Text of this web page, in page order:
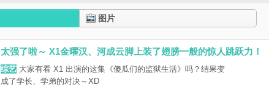
图片
太强了啦～ X1金曜汉、河成云脚上装了翅膀一般的惊人跳跃力！
综艺大家有看 X1 出演的这集《傻瓜们的监狱生活》吗？结果变
成了学长、学弟的对决～XD